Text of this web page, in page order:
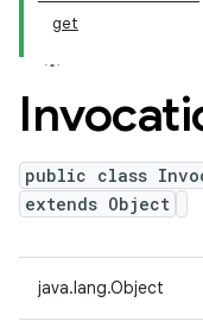
get
public class
extends Object
java.lang.Object